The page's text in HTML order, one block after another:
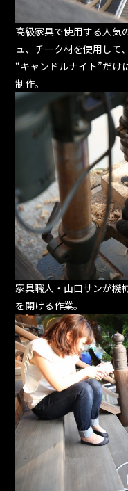
高級家具で使用する人気
ュ、チーク材を使用して、
“キャンドルナイト”だけ
制作。
家具職人・山口サンが機
を開ける作業。